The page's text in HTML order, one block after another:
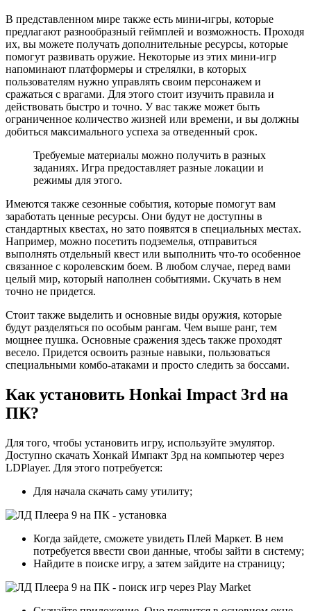
В представленном мире также есть мини-игры, которые
предлагают разнообразный геймплей и возможность. Проходя
их, вы можете получать дополнительные ресурсы, которые
помогут развивать оружие. Некоторые из этих мини-игр
напоминают платформеры и стрелялки, в которых
пользователям нужно управлять своим персонажем и
сражаться с врагами. Для этого стоит изучить правила и
действовать быстро и точно. У вас также может быть
ограниченное количество жизней или времени, и вы должны
добиться максимального успеха за отведенный срок.
Требуемые материалы можно получить в разных
заданиях. Игра предоставляет разные локации и
режимы для этого.
Имеются также сезонные события, которые помогут вам
заработать ценные ресурсы. Они будут не доступны в
стандартных квестах, но зато появятся в специальных местах.
Например, можно посетить подземелья, отправиться
выполнять отдельный квест или выполнить что-то особенное
связанное с королевским боем. В любом случае, перед вами
целый мир, который наполнен событиями. Скучать в нем
точно не придется.
Стоит также выделить и основные виды оружия, которые
будут разделяться по особым рангам. Чем выше ранг, тем
мощнее пушка. Основные сражения здесь также проходят
весело. Придется освоить разные навыки, пользоваться
специальными комбо-атаками и просто следить за боссами.
Как установить Honkai Impact 3rd на
ПК?
Для того, чтобы установить игру, используйте эмулятор.
Доступно скачать Хонкай Импакт 3рд на компьютер через
LDPlayer. Для этого потребуется:
Для начала скачать саму утилиту;
Когда зайдете, сможете увидеть Плей Маркет. В нем
потребуется ввести свои данные, чтобы зайти в систему;
Найдите в поиске игру, а затем зайдите на страницу;